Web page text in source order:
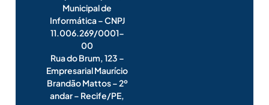
Municipal de
Informática – CNPJ
11.006.269/0001-
00
Rua do Brum, 123 –
Empresarial Maurício
Brandão Mattos – 2º
andar – Recife/PE,